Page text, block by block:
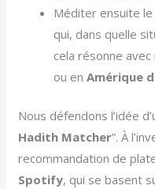
Méditer ensuite le
qui, dans quelle
cela résonne
ou enAmérique
Nous défendons l’idée
Hadith Matcher”. À
recommandation de
Spotify, qui se basent